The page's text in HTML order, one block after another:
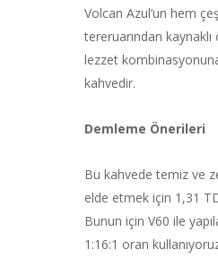
Volcan Azul’un hem
tereruarından
lezzet
kahvedir.
Demleme Önerileri
Bu kahvede temiz ve
elde etmek için 1,31
Bunun için V60 ile
1:16:1 oran